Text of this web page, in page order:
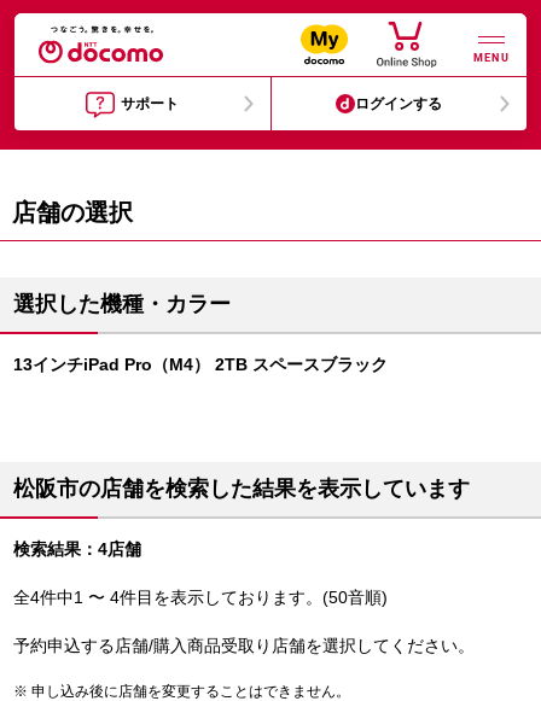
MENU
サポート ログインする
店舗の選択
選択した機種・カラー
13インチiPad Pro（M4） 2TB スペースブラック
松阪市の店舗を検索した結果を表示しています
検索結果：4店舗
全4件中1 〜 4件目を表示しております。(50音順)
予約申込する店舗/購入商品受取り店舗を選択してください。
申し込み後に店舗を変更することはできません。